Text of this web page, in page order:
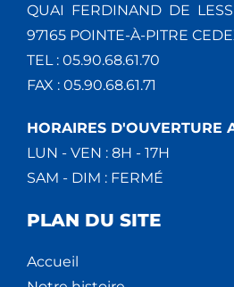
QUAI FERDINAND DE
97165 POINTE-À-PITRE
TEL : 05.90.68.61.70
FAX : 05.90.68.61.71
HORAIRES D'OUVERTURE
LUN - VEN : 8H - 17H
SAM - DIM : FERMÉ
PLAN DU SITE
Accueil